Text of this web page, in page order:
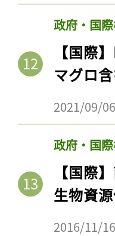
政府・国
【国際
マグロ
2021/09/06
政府・国
【国際
生物資
2016/11/16